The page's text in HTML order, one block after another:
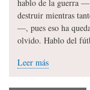
hablo de la guerra —
destruir mientras
—, pues eso ha
olvido. Hablo del
Leer más